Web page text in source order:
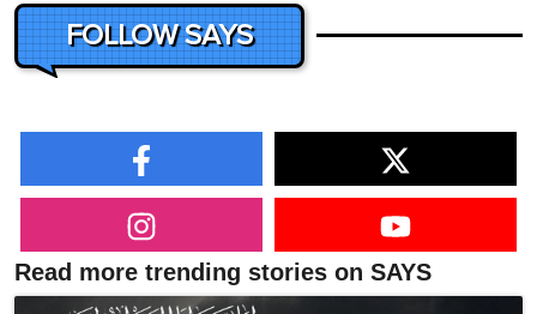
FOLLOW SAYS
Read more trending stories on SAYS